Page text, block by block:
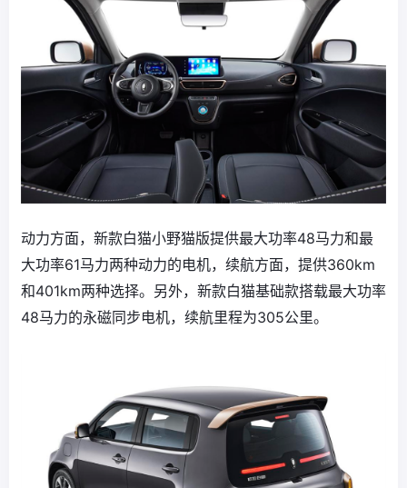
动力方面，新款白猫小野猫版提供最大功率48马力和最
大功率61马力两种动力的电机，续航方面，提供360km
和401km两种选择。另外，新款白猫基础款搭载最大功率
48马力的永磁同步电机，续航里程为305公里。